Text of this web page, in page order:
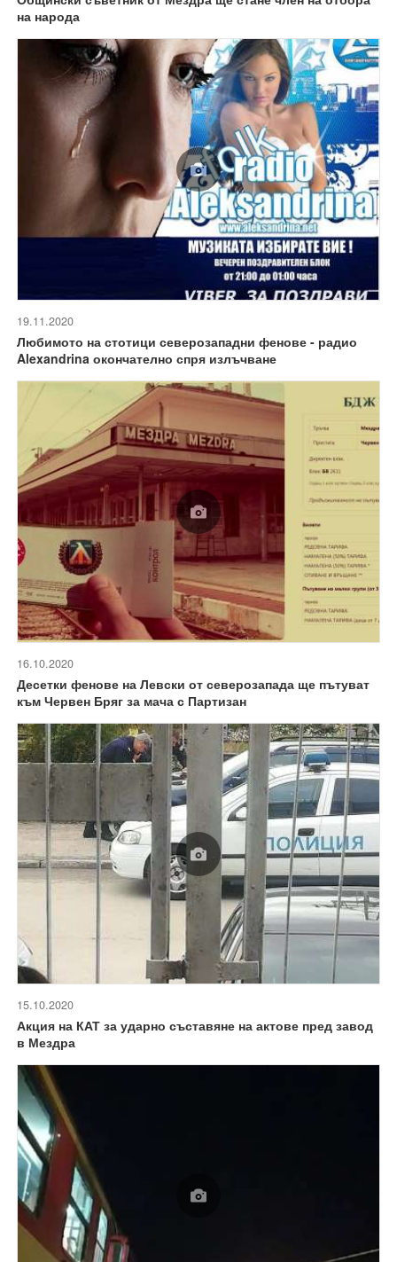
на народа
19.11.2020
Любимото на стотици северозападни фенове - радио
Alexandrina окончателно спря излъчване
16.10.2020
Десетки фенове на Левски от северозапада ще пътуват
към Червен Бряг за мача с Партизан
15.10.2020
Акция на КАТ за ударно съставяне на актове пред завод
в Мездра